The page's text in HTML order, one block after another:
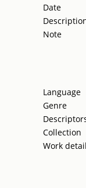
Date
Note
Language
Genre
Collection
Work